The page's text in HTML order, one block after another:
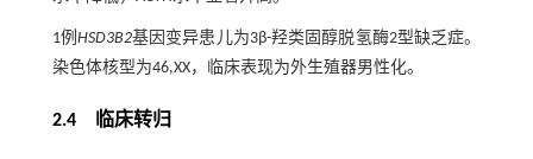
1例 HSD3B2基因变异患儿为3β-羟类固醇脱氢酶2型缺乏症。
染色体核型为46,XX，临床表现为外生殖器男性化。
2.4 临床转归